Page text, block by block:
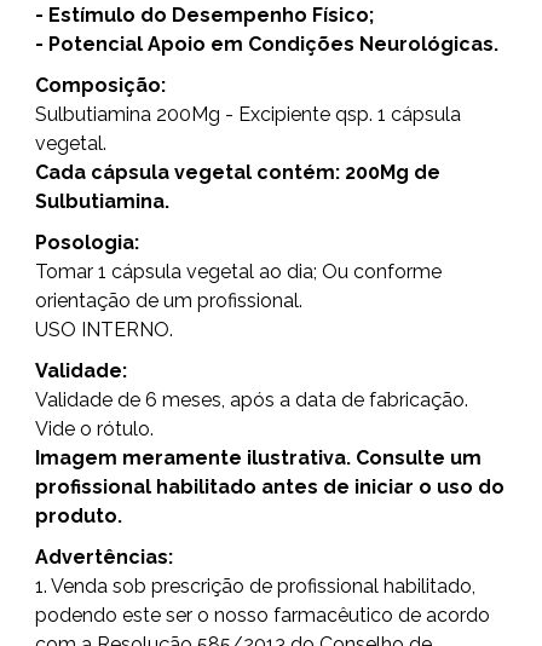
- Estímulo do Desempenho Físico;
- Potencial Apoio em Condições Neurológicas.
Composição:
Sulbutiamina 200Mg - Excipiente qsp. 1 cápsula
vegetal.
Cada cápsula vegetal contém: 200Mg de
Sulbutiamina.
Posologia:
Tomar 1 cápsula vegetal ao dia; Ou conforme
orientação de um profissional.
USO INTERNO.
Validade:
Validade de 6 meses, após a data de fabricação.
Vide o rótulo.
Imagem meramente ilustrativa. Consulte um
profissional habilitado antes de iniciar o uso do
produto.
Advertências:
1. Venda sob prescrição de profissional habilitado,
podendo este ser o nosso farmacêutico de acordo